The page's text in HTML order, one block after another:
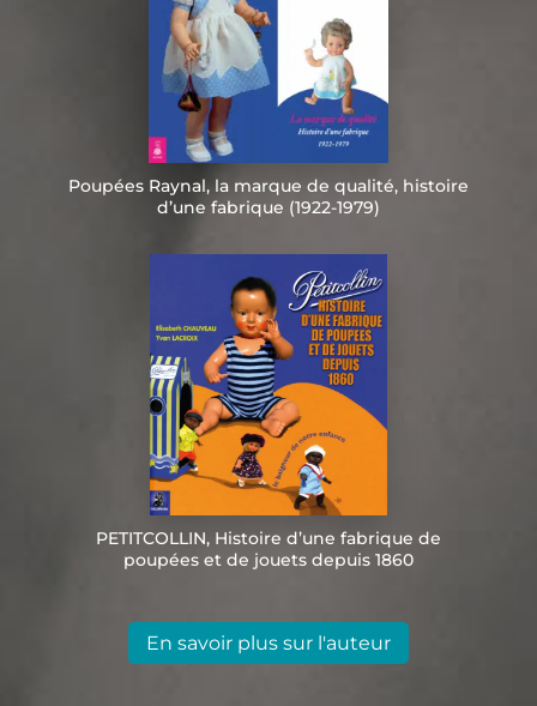
Poupées Raynal, la marque de qualité, histoire
d’une fabrique (1922-1979)
PETITCOLLIN, Histoire d’une fabrique de
poupées et de jouets depuis 1860
En savoir plus sur l'auteur